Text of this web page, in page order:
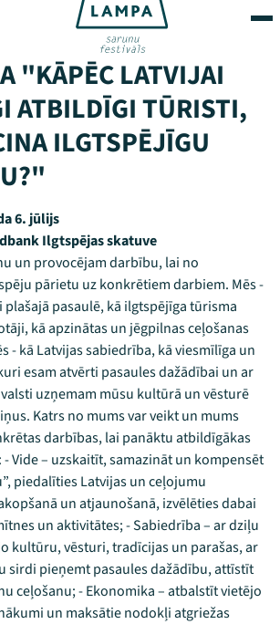
"KĀPĒC LATVIJAI
ATBILDĪGI TŪRISTI,
ILGTSPĒJĪGU
6. jūlijs
Ilgtspējas skatuve
un provocējam darbību, lai no
pārietu uz konkrētiem darbiem. Mēs -
pasaulē, kā ilgtspējīga tūrisma
kā apzinātas un jēgpilnas ceļošanas
- kā Latvijas sabiedrība, kā viesmīlīga un
esam atvērti pasaules dažādībai un ar
uzņemam mūsu kultūrā un vēsturē
Katrs no mums var veikt un mums
darbības, lai panāktu atbildīgākas
Vide – uzskaitīt, samazināt un kompensēt
piedalīties Latvijas un ceļojumu
un atjaunošanā, izvēlēties dabai
un aktivitātes; - Sabiedrība – ar dziļu
kultūru, vēsturi, tradīcijas un parašas, ar
sirdi pieņemt pasaules dažādību, attīstīt
ceļošanu; - Ekonomika – atbalstīt vietējo
un maksātie nodokļi atgriežas